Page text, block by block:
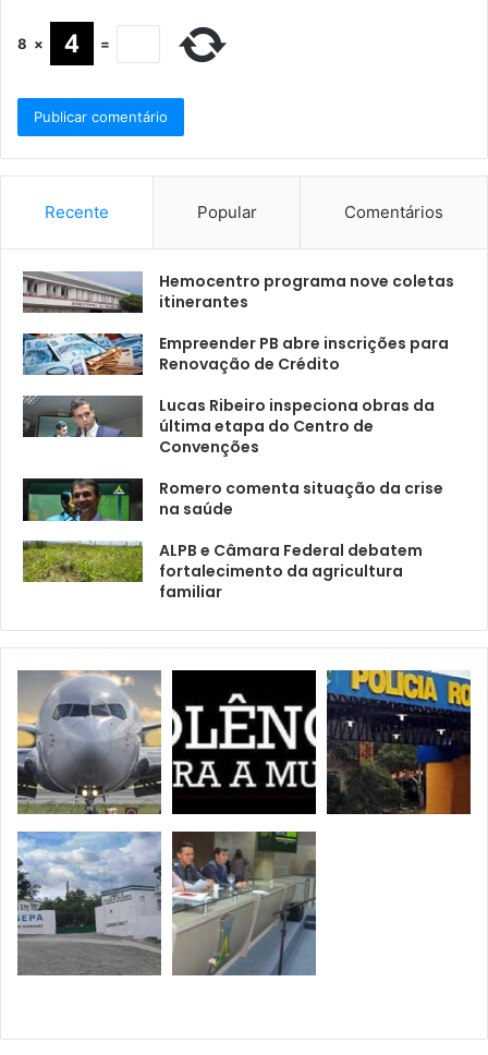
8 × =
Recente Popular Comentários
Hemocentro programa nove coletas
itinerantes
Empreender PB abre inscrições para
Renovação de Crédito
Lucas Ribeiro inspeciona obras da
última etapa do Centro de
Convenções
Romero comenta situação da crise
na saúde
ALPB e Câmara Federal debatem
fortalecimento da agricultura
familiar